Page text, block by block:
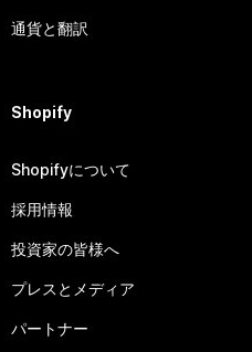
通貨と翻訳
Shopify
Shopifyについて
採用情報
投資家の皆様へ
プレスとメディア
パートナー